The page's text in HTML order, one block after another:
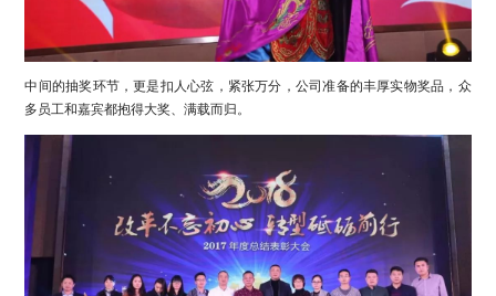
中间的抽奖环节，更是扣人心弦，紧张万分，公司准备的丰厚实物奖品，众
多员工和嘉宾都抱得大奖、满载而归。